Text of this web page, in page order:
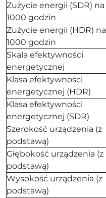
Zużycie energii (SDR) na
1000 godzin
Zużycie energii (HDR) na
1000 godzin
Skala efektywności
energetycznej
Klasa efektywności
energetycznej (HDR)
Klasa efektywności
energetycznej (SDR)
Szerokość urządzenia (z
podstawą)
Głębokość urządzenia (z
podstawą)
Wysokość urządzenia (z
podstawą)